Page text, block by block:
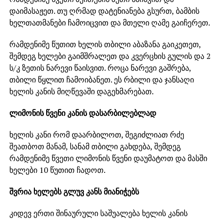
დაიმასაჟეთ. თუ ღრმად დატენიანება გსურთ, ბამბის
ხელთათმანები ჩამოიცვით და მთელი ღამე გაიჩერეთ.
რამდენიმე წუთით ხელის თბილი აბაზანა გაიკეთეთ,
შემდეგ ხელები გაიმშრალეთ და კვერცხის გულის და 2
ს/კ ზეთის ნარევი წაისვით. როცა ნარევი გაშრება,
თბილი წყლით ჩამოიბანეთ. ეს რბილი და ჯანსაღი
ხელის კანის მიღწევაში დაგეხმარებათ.
ლიმონის წვენი კანის დასარბილებლად
ხელის კანი რომ დაარბილოთ, შეგიძლიათ რძე
შეათბოთ მანამ, სანამ თბილი გახდება, შემდეგ
რამდენიმე წვეთი ლიმონის წვენი დაუმატოთ და მასში
ხელები 10 წუთით ჩადოთ.
შვრია ხელებს გლუვ კანს მიანიჭებს
კიდევ ერთი შინაურული საშუალება ხელის კანის